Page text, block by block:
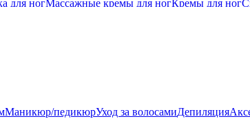
для ногМассажные кремы для ногКремы для ног
Маникюр/педикюрУход за волосамиДепиляция